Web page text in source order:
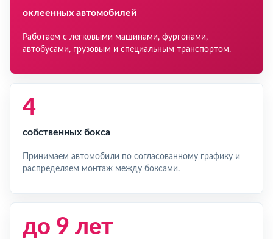
оклеенных автомобилей
Работаем с легковыми машинами, фургонами,
автобусами, грузовым и специальным транспортом.
4
собственных бокса
Принимаем автомобили по согласованному графику и
распределяем монтаж между боксами.
до 9 лет